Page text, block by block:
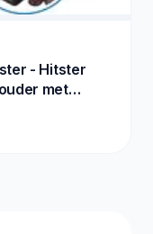
- Hitster
met
- 100%